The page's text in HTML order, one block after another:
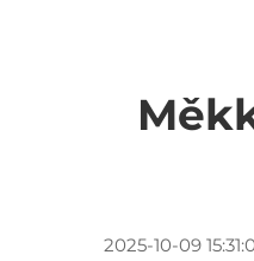
2025-10-09